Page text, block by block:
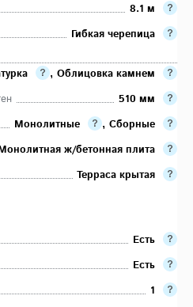
8.1 м
Гибкая черепица
, Облицовка камнем
510 мм
Монолитные , Сборные
ж/бетонная плита
Терраса крытая
Есть
Есть
1